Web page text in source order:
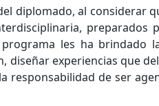
diplomado, al considerar
preparados
les ha brindado
diseñar experiencias que
responsabilidad de ser